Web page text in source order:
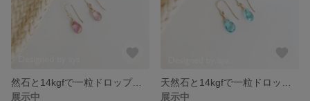
然石と14kgfで一粒ドロップピアス★ピンクトパーズ
展示中
展示中